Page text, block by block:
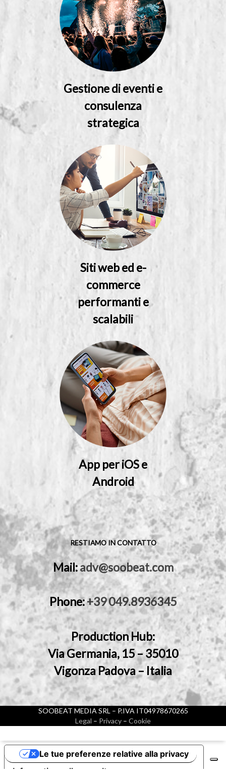
Gestione di eventi e
consulenza
strategica
Siti web ed e-
commerce
performanti e
scalabili
App per iOS e
Android
RESTIAMO IN CONTATTO
Mail:adv@soobeat.com
Phone:+39 049.8936345
Production Hub:
Via Germania, 15 – 35010
Vigonza Padova – Italia
SOOBEAT MEDIA SRL – P.IVA IT04978670265
Legal – Privacy – Cookie
Informativa sulla raccolta
Le tue preferenze relative alla privacy